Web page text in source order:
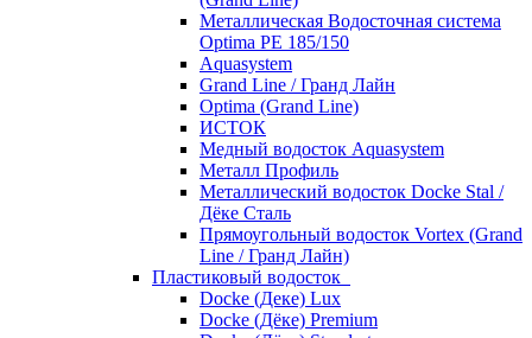
Металлическая Водосточная система
Optima PE 185/150
Aquasystem
Grand Line / Гранд Лайн
Optima (Grand Line)
ИСТОК
Медный водосток Aquasystem
Металл Профиль
Металлический водосток Docke Stal /
Дёке Сталь
Прямоугольный водосток Vortex (Grand
Line / Гранд Лайн)
Пластиковый водосток
Docke (Деке) Lux
Docke (Дёке) Premium